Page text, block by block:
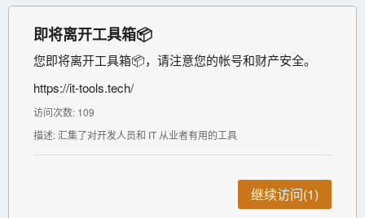
即将离开工具箱📦
您即将离开工具箱📦，请注意您的帐号和财产安全。
https://it-tools.tech/
访问次数: 109
描述: 汇集了对开发人员和 IT 从业者有用的工具
继续访问(1)